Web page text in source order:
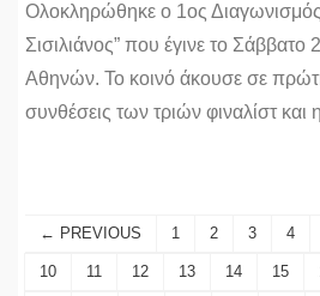
Ολοκληρώθηκε ο 1ος
Σισιλιάνος” που έγινε το Σάββατο
Αθηνών. Το κοινό άκουσε σε
συνθέσεις των τριών φιναλίστ και
← PREVIOUS 1 2 3 4
10 11 12 13 14 15